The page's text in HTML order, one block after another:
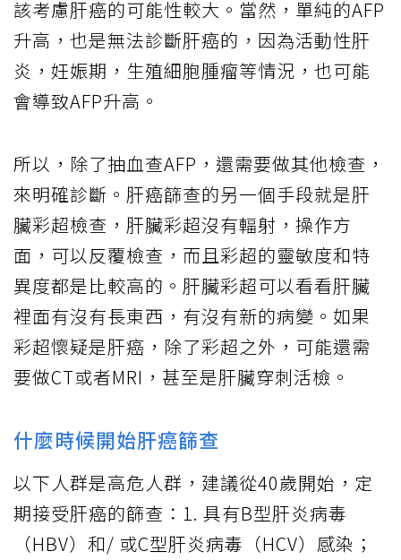
該考慮肝癌的可能性較大。當然，單純的AFP
升高，也是無法診斷肝癌的，因為活動性肝
炎，妊娠期，生殖細胞腫瘤等情況，也可能
會導致AFP升高。
所以，除了抽血查AFP，還需要做其他檢查，
來明確診斷。肝癌篩查的另一個手段就是肝
臟彩超檢查，肝臟彩超沒有輻射，操作方
面，可以反覆檢查，而且彩超的靈敏度和特
異度都是比較高的。肝臟彩超可以看看肝臟
裡面有沒有長東西，有沒有新的病變。如果
彩超懷疑是肝癌，除了彩超之外，可能還需
要做CT或者MRI，甚至是肝臟穿刺活檢。
什麼時候開始肝癌篩查
以下人群是高危人群，建議從40歲開始，定
期接受肝癌的篩查：1. 具有B型肝炎病毒
（HBV）和/ 或C型肝炎病毒（HCV）感染；